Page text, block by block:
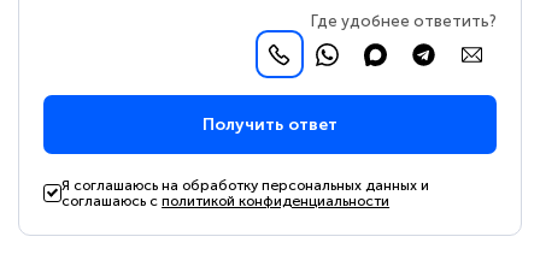
Где удобнее ответить?
Получить ответ
Я соглашаюсь на обработку персональных данных и
соглашаюсь сполитикой конфиденциальности